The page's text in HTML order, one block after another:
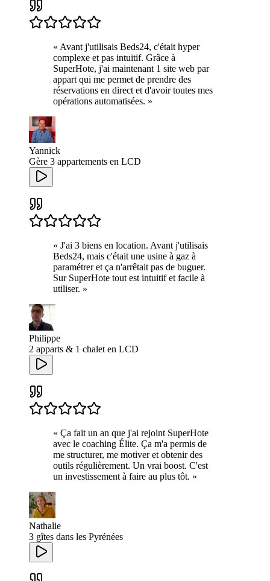
« Avant j'utilisais Beds24, c'était hyper
complexe et pas intuitif. Grâce à
SuperHote, j'ai maintenant 1 site web par
appart qui me permet de prendre des
réservations en direct et d'avoir toutes mes
opérations automatisées. »
Yannick
Gère 3 appartements en LCD
« J'ai 3 biens en location. Avant j'utilisais
Beds24, mais c'était une usine à gaz à
paramétrer et ça n'arrêtait pas de buguer.
Sur SuperHote tout est intuitif et facile à
utiliser. »
Philippe
2 apparts & 1 chalet en LCD
« Ça fait un an que j'ai rejoint SuperHote
avec le coaching Élite. Ça m'a permis de
me structurer, me motiver et obtenir des
outils régulièrement. Un vrai boost. C'est
un investissement à faire au plus tôt. »
Nathalie
3 gîtes dans les Pyrénées